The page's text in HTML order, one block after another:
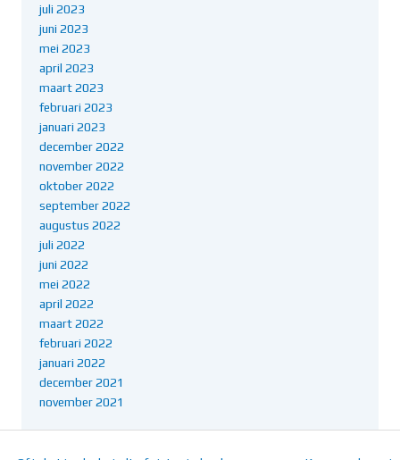
juli 2023
juni 2023
mei 2023
april 2023
maart 2023
februari 2023
januari 2023
december 2022
november 2022
oktober 2022
september 2022
augustus 2022
juli 2022
juni 2022
mei 2022
april 2022
maart 2022
februari 2022
januari 2022
december 2021
november 2021